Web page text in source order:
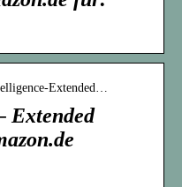
Extended…
Extended